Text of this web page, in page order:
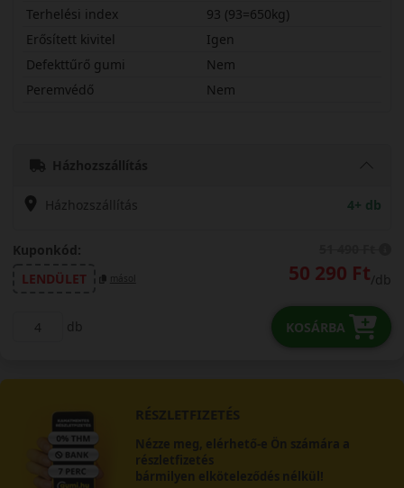
Terhelési index
93 (93=650kg)
Erősített kivitel
Igen
Defekttűrő gumi
Nem
Peremvédő
Nem
Házhozszállítás
Házhozszállítás 4+ db
Kuponkód:
LENDÜLET
másol 50 290 Ft/db
db KOSÁRBA
RÉSZLETFIZETÉS
Nézze meg, elérhető-e Ön számára a
részletfizetés
bármilyen elköteleződés nélkül!